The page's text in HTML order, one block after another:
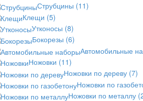
Струбцины (11)
Клещи (5)
Утконосы (8)
Бокорезы (6)
Автомобильные
Ножовки (11)
Ножовки по дереву (7)
Ножовки по
Ножовки по металлу